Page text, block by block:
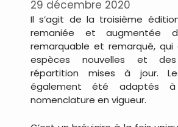
29 décembre 2020
Il s’agit de la troisième
remaniée et augmentée
remarquable et remarqué, qui
espèces nouvelles et
répartition mises à jour.
également été adaptés
nomenclature en vigueur.